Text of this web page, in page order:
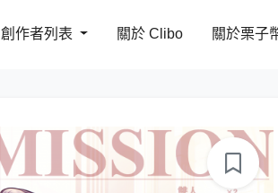
創作者列表 關於 Clibo 關於栗子